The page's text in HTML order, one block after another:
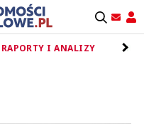
RAPORTY I ANALIZY